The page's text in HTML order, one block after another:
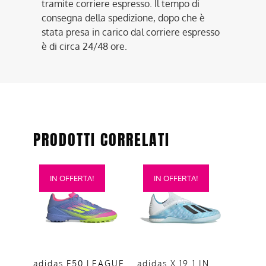
tramite corriere espresso. Il tempo di
consegna della spedizione, dopo che è
stata presa in carico dal corriere espresso
è di circa 24/48 ore.
PRODOTTI CORRELATI
IN OFFERTA!
adidas F50 LEAGUE
Questo
prodotto
opzioni
IN OFFERTA!
adidas X 19.1 IN
Questo
prodotto
più
opzioni